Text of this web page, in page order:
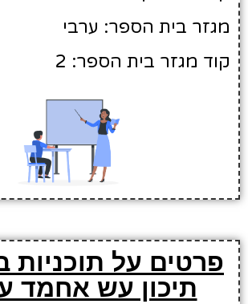
מגזר בית הספר: ערבי
קוד מגזר בית הספר: 2
פרטים על תוכניות
תיכון עש אחמד